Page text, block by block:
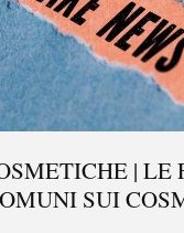
| LE
SUI